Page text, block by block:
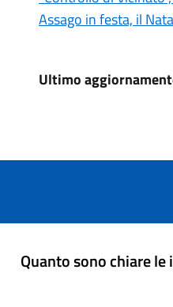
Assago in festa, il
Ultimo
Quanto sono chiare